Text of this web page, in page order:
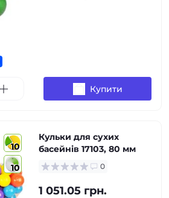
Купити
10
10
Кульки для сухих
басейнів 17103, 80 мм
0
1 051.05 грн.